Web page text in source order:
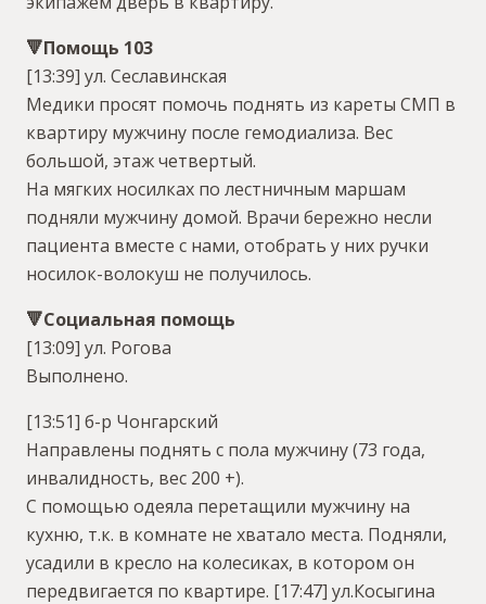
🔻Помощь 103
[13:39] ул. Сеславинская
Медики просят помочь поднять из кареты СМП в
квартиру мужчину после гемодиализа. Вес
большой, этаж четвертый.
На мягких носилках по лестничным маршам
подняли мужчину домой. Врачи бережно несли
пациента вместе с нами, отобрать у них ручки
носилок-волокуш не получилось.
🔻Социальная помощь
[13:09] ул. Рогова
Выполнено.
[13:51] б-р Чонгарский
Направлены поднять с пола мужчину (73 года,
инвалидность, вес 200 +).
С помощью одеяла перетащили мужчину на
кухню, т.к. в комнате не хватало места. Подняли,
усадили в кресло на колесиках, в котором он
передвигается по квартире. [17:47] ул.Косыгина